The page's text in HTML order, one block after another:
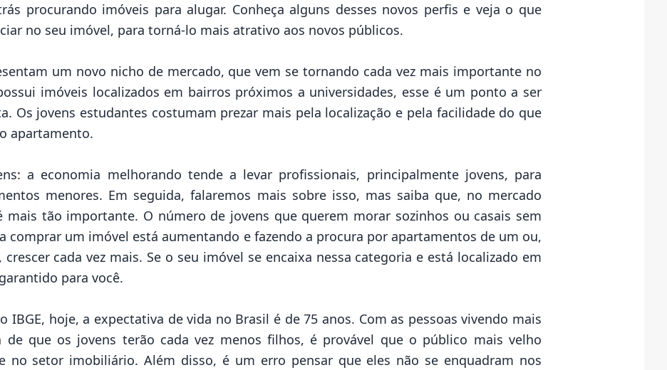
procurando imóveis para alugar. Conheça alguns desses novos perfis e veja o que
no seu imóvel, para torná-lo mais atrativo aos novos públicos.
um novo nicho de mercado, que vem se tornando cada vez mais importante no
imóveis localizados em bairros próximos a universidades, esse é um ponto a ser
Os jovens estudantes costumam prezar mais pela localização e pela facilidade do que
apartamento.
a economia melhorando tende a levar profissionais, principalmente jovens, para
menores. Em seguida, falaremos mais sobre isso, mas saiba que, no mercado
tão importante. O número de jovens que querem morar sozinhos ou casais sem
comprar um imóvel está aumentando e fazendo a procura por apartamentos de um ou,
cada vez mais. Se o seu imóvel se encaixa nessa categoria e está localizado em
para você.
IBGE, hoje, a expectativa de vida no Brasil é de 75 anos. Com as pessoas vivendo mais
que os jovens terão cada vez menos filhos, é provável que o público mais velho
no setor imobiliário. Além disso, é um erro pensar que eles não se enquadram nos